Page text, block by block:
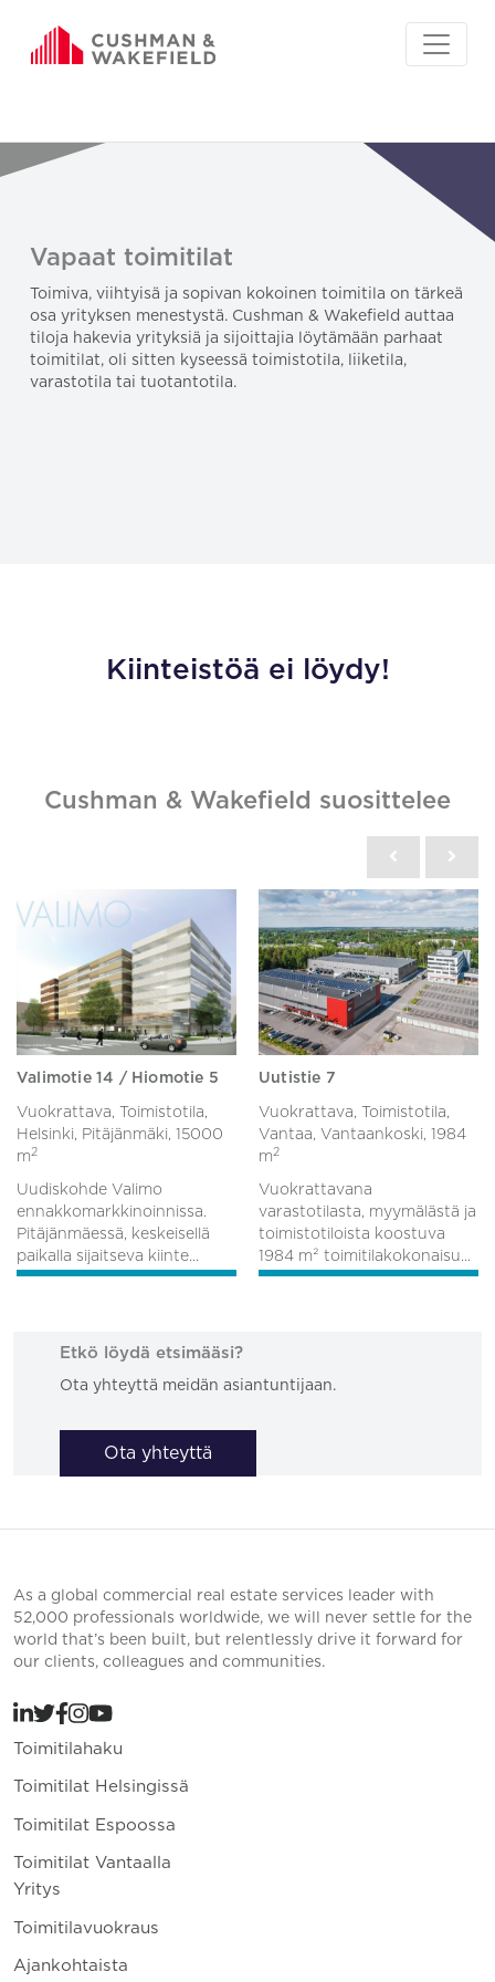
Vapaat toimitilat
Toimiva, viihtyisä ja sopivan kokoinen toimitila on tärkeä
osa yrityksen menestystä. Cushman & Wakefield auttaa
tiloja hakevia yrityksiä ja sijoittajia löytämään parhaat
toimitilat, oli sitten kyseessä toimistotila, liiketila,
varastotila tai tuotantotila.
Kiinteistöä ei löydy!
Cushman & Wakefield suosittelee
Valimotie 14 / Hiomotie 5
Vuokrattava, Toimistotila,
Helsinki, Pitäjänmäki, 15000
m 2
Uudiskohde Valimo
ennakkomarkkinoinnissa.
Pitäjänmäessä, keskeisellä
paikalla sijaitseva kiinte...
Uutistie 7
Vuokrattava, Toimistotila,
Vantaa, Vantaankoski, 1984
m 2
Vuokrattavana
varastotilasta, myymälästä ja
toimistotiloista koostuva
1984 m² toimitilakokonaisu...
Etkö löydä etsimääsi?
Ota yhteyttä meidän asiantuntijaan.
Ota yhteyttä
As a global commercial real estate services leader with
52,000 professionals worldwide, we will never settle for the
world that’s been built, but relentlessly drive it forward for
our clients, colleagues and communities.
Toimitilahaku
Toimitilat Helsingissä
Toimitilat Espoossa
Toimitilat Vantaalla
Yritys
Toimitilavuokraus
Ajankohtaista